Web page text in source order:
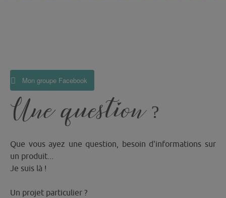
Mon groupe Facebook
Une question ?
Que vous ayez une question, besoin d'informations sur
un produit...
Je suis là !
Un projet particulier ?